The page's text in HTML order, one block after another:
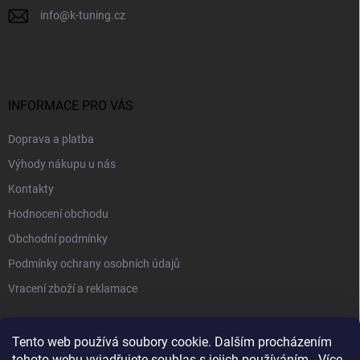
Tento web používá soubory cookie. Dalším procházením
info@k-tuning.cz
INFORMACE PRO VÁS
Doprava a platba
Výhody nákupu u nás
Kontakty
Hodnocení obchodu
Obchodní podmínky
Podmínky ochrany osobních údajů
Vracení zboží a reklamace
PŘIJÍMÁME ONLINE PLATBY